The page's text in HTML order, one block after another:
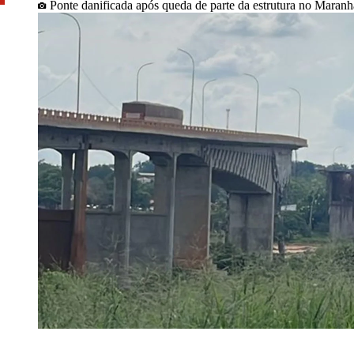
Ponte danificada após queda de parte da estrutura no